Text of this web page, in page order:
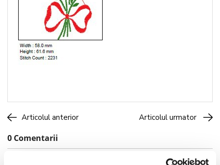
Articolul anterior Articolul urmator
0 Comentarii